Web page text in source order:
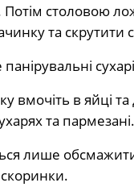
Потім столовою
та скрутити
вмочіть в яйці
та пармезані.
лише
скоринки.